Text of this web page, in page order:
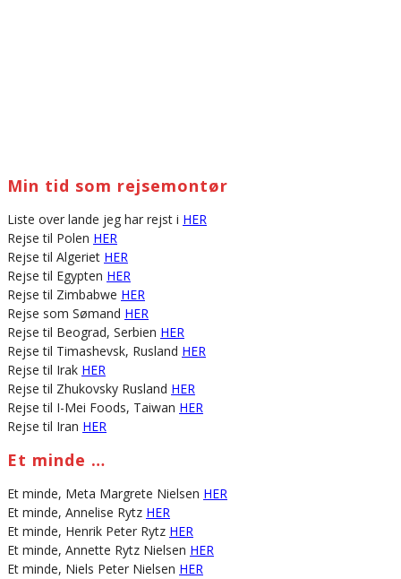
Min tid som rejsemontør
Liste over lande jeg har rejst i HER
Rejse til Polen HER
Rejse til Algeriet HER
Rejse til Egypten HER
Rejse til Zimbabwe HER
Rejse som Sømand HER
Rejse til Beograd, Serbien HER
Rejse til Timashevsk, Rusland HER
Rejse til Irak HER
Rejse til Zhukovsky Rusland HER
Rejse til I-Mei Foods, Taiwan HER
Rejse til Iran HER
Et minde …
Et minde, Meta Margrete Nielsen HER
Et minde, Annelise Rytz HER
Et minde, Henrik Peter Rytz HER
Et minde, Annette Rytz Nielsen HER
Et minde, Niels Peter Nielsen HER